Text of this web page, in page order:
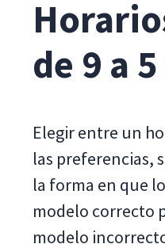
de 9 a
Elegir entre un
las preferencias,
la forma en que
modelo correcto
modelo